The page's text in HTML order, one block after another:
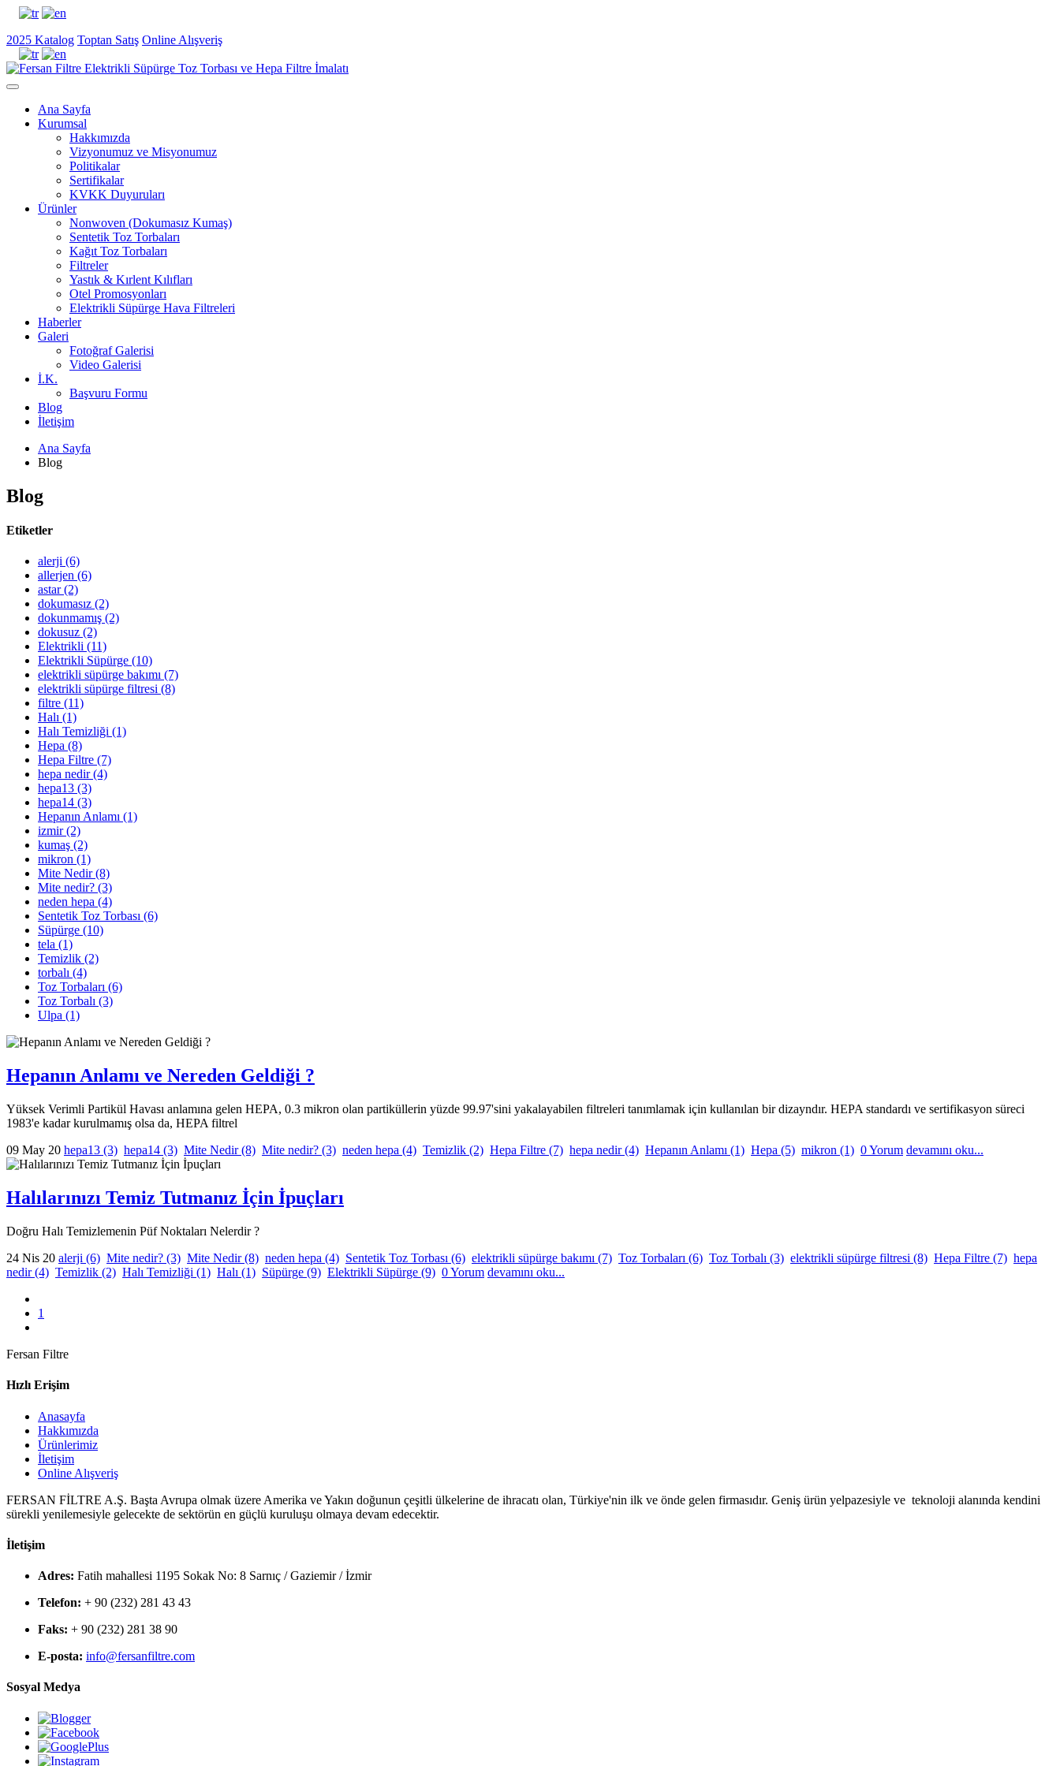
2025 Katalog Toptan Satış Online Alışveriş
Ana Sayfa
Kurumsal
Hakkımızda
Vizyonumuz ve Misyonumuz
Politikalar
Sertifikalar
KVKK Duyuruları
Ürünler
Nonwoven (Dokumasız Kumaş)
Sentetik Toz Torbaları
Kağıt Toz Torbaları
Filtreler
Yastık & Kırlent Kılıfları
Otel Promosyonları
Elektrikli Süpürge Hava Filtreleri
Haberler
Galeri
Fotoğraf Galerisi
Video Galerisi
İ.K.
Başvuru Formu
Blog
İletişim
Ana Sayfa
Blog
Blog
Etiketler
alerji (6)
allerjen (6)
astar (2)
dokumasız (2)
dokunmamış (2)
dokusuz (2)
Elektrikli (11)
Elektrikli Süpürge (10)
elektrikli süpürge bakımı (7)
elektrikli süpürge filtresi (8)
filtre (11)
Halı (1)
Halı Temizliği (1)
Hepa (8)
Hepa Filtre (7)
hepa nedir (4)
hepa13 (3)
hepa14 (3)
Hepanın Anlamı (1)
izmir (2)
kumaş (2)
mikron (1)
Mite Nedir (8)
Mite nedir? (3)
neden hepa (4)
Sentetik Toz Torbası (6)
Süpürge (10)
tela (1)
Temizlik (2)
torbalı (4)
Toz Torbaları (6)
Toz Torbalı (3)
Ulpa (1)
Hepanın Anlamı ve Nereden Geldiği ?
Yüksek Verimli Partikül Havası anlamına gelen HEPA, 0.3 mikron olan partiküllerin yüzde 99.97'sini yakalayabilen filtreleri tanımlamak için kullanılan bir dizayndır. HEPA standardı ve sertifikasyon süreci
1983'e kadar kurulmamış olsa da, HEPA filtrel
09 May 20 hepa13 (3) hepa14 (3) Mite Nedir(8) Mite nedir? (3) neden hepa (4) Temizlik (2) Hepa Filtre (7) hepa nedir(4) Hepanın Anlamı (1) Hepa (5) mikron (1) 0 Yorum devamını oku...
Halılarınızı Temiz Tutmanız İçin İpuçları
Doğru Halı Temizlemenin Püf Noktaları Nelerdir ?
24 Nis 20 alerji (6) Mite nedir? (3) Mite Nedir(8) neden hepa (4) Sentetik Toz Torbası (6) elektrikli süpürge bakımı (7) Toz Torbaları (6) Toz Torbalı (3) elektrikli süpürge filtresi (8) Hepa Filtre (7) hepa
nedir(4) Temizlik (2) Halı Temizliği (1) Halı (1) Süpürge (9) Elektrikli Süpürge (9) 0 Yorum devamını oku...
1
Fersan Filtre
Hızlı Erişim
Anasayfa
Hakkımızda
Ürünlerimiz
İletişim
Online Alışveriş
FERSAN FİLTRE A.Ş. Başta Avrupa olmak üzere Amerika ve Yakın doğunun çeşitli ülkelerine de ihracatı olan, Türkiye'nin ilk ve önde gelen firmasıdır. Geniş ürün yelpazesiyle ve teknoloji alanında kendini
sürekli yenilemesiyle gelecekte de sektörün en güçlü kuruluşu olmaya devam edecektir.
İletişim
Adres: Fatih mahallesi 1195 Sokak No: 8 Sarnıç / Gaziemir / İzmir
Telefon: + 90 (232) 281 43 43
Faks: + 90 (232) 281 38 90
E-posta: info@fersanfiltre.com
Sosyal Medya